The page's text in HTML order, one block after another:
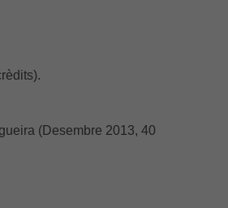
(Desembre 2013, 40